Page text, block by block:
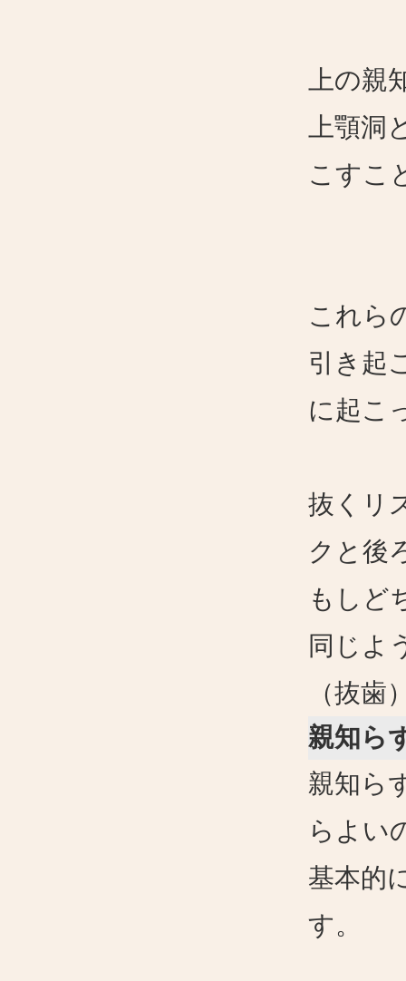
上の
上顎
こすこ
これら
引き起
に起こ
抜くリ
クと後
もしど
同じよ
（抜
親知ら
親知ら
らよい
基本的
す。